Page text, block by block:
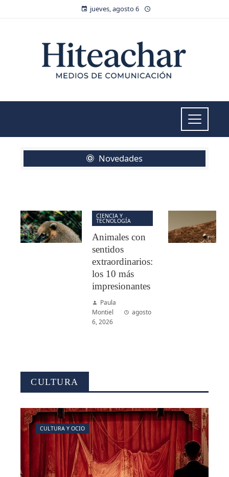
jueves, agosto 6
Novedades
CIENCIA Y
TECNOLOGÍA
Animales con
sentidos
extraordinarios:
los 10 más
impresionantes
Paula
Montiel
agosto
6, 2026
CULTURA
CULTURA Y OCIO